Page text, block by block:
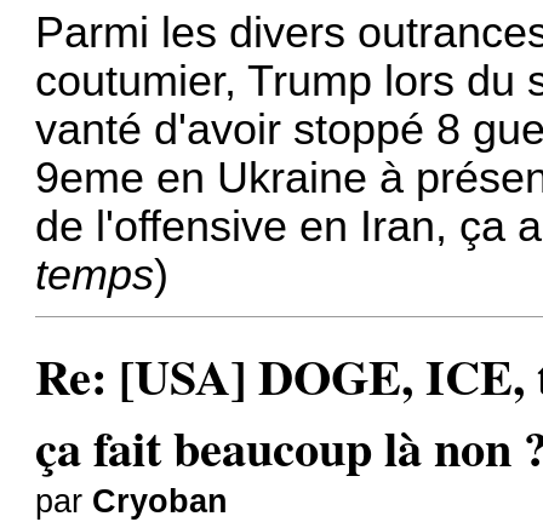
Parmi les divers
coutumier, Trump lors du
vanté d'avoir stoppé 8
9eme en Ukraine à
de l'offensive en Iran, ça
temps)
Re: [USA] DOGE,
ça fait beaucoup là non
par Cryoban